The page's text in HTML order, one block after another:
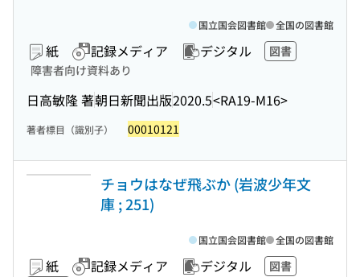
紙 記録メディア デジタル
図書
障害者向け資料あり
日高敏隆 著朝日新聞出版2020.5<RA19-M16>
国立国会図書館 全国の図書館
著者標目（識別子） 00010121
チョウはなぜ飛ぶか (岩波少年文
庫 ; 251)
紙 記録メディア デジタル
図書
国立国会図書館 全国の図書館